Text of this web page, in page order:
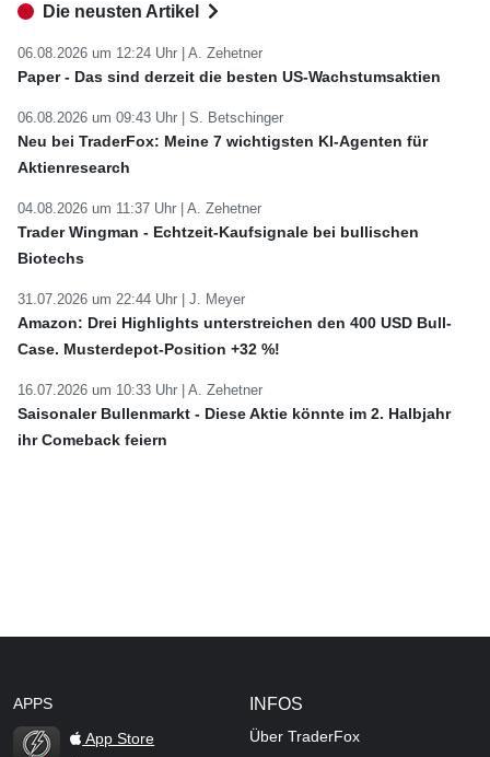
Die neusten Artikel
06.08.2026 um 12:24 Uhr | A. Zehetner
Paper - Das sind derzeit die besten US-Wachstumsaktien
06.08.2026 um 09:43 Uhr | S. Betschinger
Neu bei TraderFox: Meine 7 wichtigsten KI-Agenten für
Aktienresearch
04.08.2026 um 11:37 Uhr | A. Zehetner
Trader Wingman - Echtzeit-Kaufsignale bei bullischen
Biotechs
31.07.2026 um 22:44 Uhr | J. Meyer
Amazon: Drei Highlights unterstreichen den 400 USD Bull-
Case. Musterdepot-Position +32 %!
16.07.2026 um 10:33 Uhr | A. Zehetner
Saisonaler Bullenmarkt - Diese Aktie könnte im 2. Halbjahr
ihr Comeback feiern
APPS
App Store
INFOS
Über TraderFox